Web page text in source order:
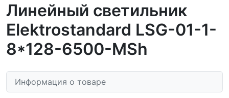
Линейный светильник
Elektrostandard LSG-01-1-
8*128-6500-MSh
Информация о товаре